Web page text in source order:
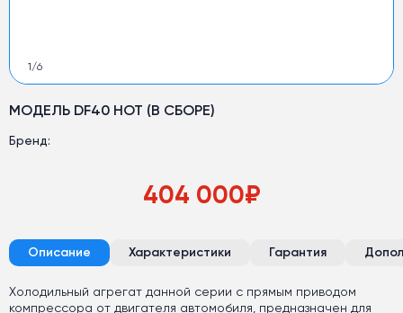
1 /6
МОДЕЛЬ DF40 HOT (В СБОРЕ)
Бренд:
404 000₽
Описание Характеристики Гарантия
Холодильный агрегат данной серии с прямым приводом
компрессора от двигателя автомобиля, предназначен для